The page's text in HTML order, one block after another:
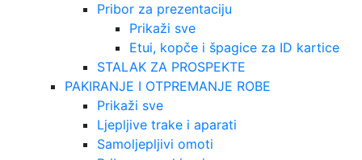
Pribor za prezentaciju
Prikaži sve
Etui, kopče i špagice za ID kartice
STALAK ZA PROSPEKTE
PAKIRANJE I OTPREMANJE ROBE
Prikaži sve
Ljepljive trake i aparati
Samoljepljivi omoti